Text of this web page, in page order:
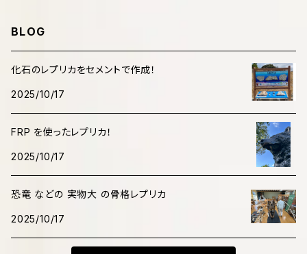
BLOG
化石のレプリカをセメントで作成！
2025/10/17
FRP を使ったレプリカ！
2025/10/17
恐竜 などの 実物大 の骨格レプリカ
2025/10/17